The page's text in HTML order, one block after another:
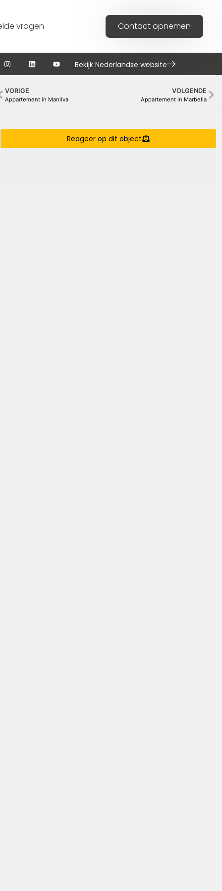
vragen Contact opnemen
Bekijk Nederlandse website
VORIGE
Appartement in Manilva
VOLGENDE
Appartement in Marbella
Reageer op dit object